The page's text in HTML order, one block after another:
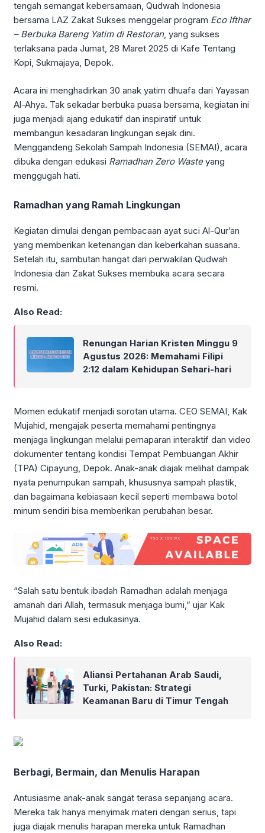
tengah semangat kebersamaan, Qudwah Indonesia
bersama LAZ Zakat Sukses menggelar program Eco Ifthar
– Berbuka Bareng Yatim di Restoran, yang sukses
terlaksana pada Jumat, 28 Maret 2025 di Kafe Tentang
Kopi, Sukmajaya, Depok.
Acara ini menghadirkan 30 anak yatim dhuafa dari Yayasan
Al-Ahya. Tak sekadar berbuka puasa bersama, kegiatan ini
juga menjadi ajang edukatif dan inspiratif untuk
membangun kesadaran lingkungan sejak dini.
Menggandeng Sekolah Sampah Indonesia (SEMAI), acara
dibuka dengan edukasi Ramadhan Zero Wasteyang
menggugah hati.
Ramadhan yang Ramah Lingkungan
Kegiatan dimulai dengan pembacaan ayat suci Al-Qur’an
yang memberikan ketenangan dan keberkahan suasana.
Setelah itu, sambutan hangat dari perwakilan Qudwah
Indonesia dan Zakat Sukses membuka acara secara
resmi.
Also Read:
Renungan Harian Kristen Minggu 9
Agustus 2026: Memahami Filipi
2:12 dalam Kehidupan Sehari-hari
Momen edukatif menjadi sorotan utama. CEO SEMAI, Kak
Mujahid, mengajak peserta memahami pentingnya
menjaga lingkungan melalui pemaparan interaktif dan video
dokumenter tentang kondisi Tempat Pembuangan Akhir
(TPA) Cipayung, Depok. Anak-anak diajak melihat dampak
nyata penumpukan sampah, khususnya sampah plastik,
dan bagaimana kebiasaan kecil seperti membawa botol
minum sendiri bisa memberikan perubahan besar.
“Salah satu bentuk ibadah Ramadhan adalah menjaga
amanah dari Allah, termasuk menjaga bumi,” ujar Kak
Mujahid dalam sesi edukasinya.
Also Read:
Aliansi Pertahanan Arab Saudi,
Turki, Pakistan: Strategi
Keamanan Baru di Timur Tengah
Berbagi, Bermain, dan Menulis Harapan
Antusiasme anak-anak sangat terasa sepanjang acara.
Mereka tak hanya menyimak materi dengan serius, tapi
juga diajak menulis harapan mereka untuk Ramadhan